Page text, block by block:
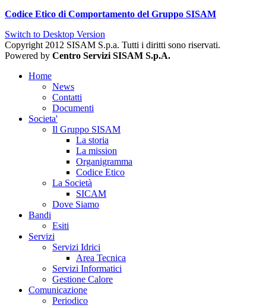
Codice Etico di Comportamento del Gruppo SISAM
Switch to Desktop Version
Copyright 2012 SISAM S.p.a. Tutti i diritti sono riservati.
Powered by Centro Servizi SISAM S.p.A.
Home
News
Contatti
Documenti
Societa'
Il Gruppo SISAM
La storia
La mission
Organigramma
Codice Etico
La Società
SICAM
Dove Siamo
Bandi
Esiti
Servizi
Servizi Idrici
Area Tecnica
Servizi Informatici
Gestione Calore
Comunicazione
Periodico